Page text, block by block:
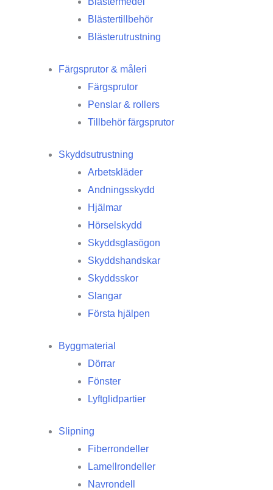
Blästertillbehör
Blästerutrustning
Färgsprutor & måleri
Färgsprutor
Penslar & rollers
Tillbehör färgsprutor
Skyddsutrustning
Arbetskläder
Andningsskydd
Hjälmar
Hörselskydd
Skyddsglasögon
Skyddshandskar
Skyddsskor
Slangar
Första hjälpen
Byggmaterial
Dörrar
Fönster
Lyftglidpartier
Slipning
Fiberrondeller
Lamellrondeller
Navrondell